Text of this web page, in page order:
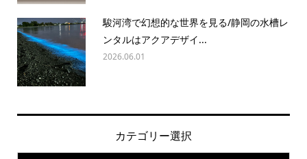
駿河湾で幻想的な世界を見る/静岡の水槽レ
ンタルはアクアデザイ...
2026.06.01
カテゴリー選択